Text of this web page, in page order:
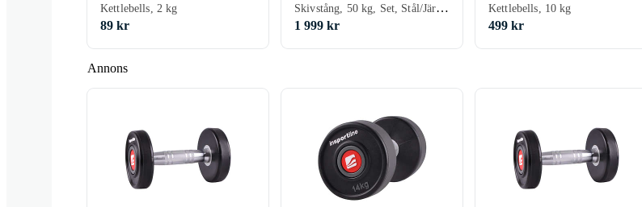
Annons
Kettlebells, 2 kg
89 kr
Skivstång, 50 kg, Set, Stål/Järn, Aluminium
1 999 kr
Kettlebells, 10 kg
499 kr